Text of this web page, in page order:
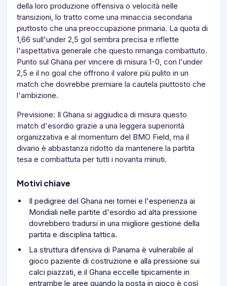
della loro produzione offensiva o velocità nelle
transizioni, lo tratto come una minaccia secondaria
piuttosto che una preoccupazione primaria. La quota di
1,66 sull'under 2,5 gol sembra precisa e riflette
l'aspettativa generale che questo rimanga combattuto.
Punto sul Ghana per vincere di misura 1-0, con l'under
2,5 e il no goal che offrono il valore più pulito in un
match che dovrebbe premiare la cautela piuttosto che
l'ambizione.
Previsione: Il Ghana si aggiudica di misura questo
match d'esordio grazie a una leggera superiorità
organizzativa e al momentum del BMO Field, ma il
divario è abbastanza ridotto da mantenere la partita
tesa e combattuta per tutti i novanta minuti.
Motivi chiave
Il pedigree del Ghana nei tornei e l'esperienza ai
Mondiali nelle partite d'esordio ad alta pressione
dovrebbero tradursi in una migliore gestione della
partita e disciplina tattica.
La struttura difensiva di Panama è vulnerabile al
gioco paziente di costruzione e alla pressione sui
calci piazzati, e il Ghana eccelle tipicamente in
entrambe le aree quando la posta in gioco è così